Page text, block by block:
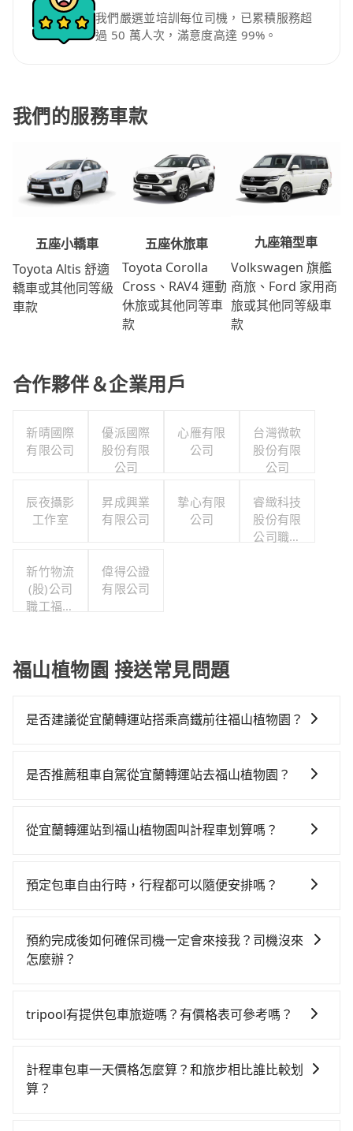
我們嚴選並培訓每位司機，已累積服務超
過 50 萬人次，滿意度高達 99%。
我們的服務車款
五座小轎車
Toyota Altis 舒適
轎車或其他同等級
車款
五座休旅車
Toyota Corolla
Cross、RAV4 運動
休旅或其他同等車
款
九座箱型車
Volkswagen 旗艦
商旅、Ford 家用商
旅或其他同等級車
款
合作夥伴＆企業用戶
新晴國際
有限公司
優派國際
股份有限
公司
心雁有限
公司
台灣微軟
股份有限
公司
辰夜攝影
工作室
昇成興業
有限公司
摯心有限
公司
睿緻科技
股份有限
公司職工
新竹物流
(股)公司
職工福利
偉得公證
有限公司
福山植物園 接送常見問題
是否建議從宜蘭轉運站搭乘高鐵前往福山植物園？
較貴、費時、轉車麻煩，且難叫計程車前往高鐵站！南
案。假設從宜蘭轉運站 (宜蘭縣宜蘭市) 前往最靠近的南
的時間約20分鐘，再乘坐17~20分鐘（平均18分）的高
分鐘、車費800元後，抵達福山植物園 (新北市烏來區)
的目的地。全程加上轉車時間共2小時42分鐘，假設一人
句話說，臨時要叫小黃的難度是雙北大城市的100倍，且
費，看乘客是外地人便漫天喊價或恣意繞路。但如果全
程使用tripool並到府專車接送，則僅需花費約1,900
是否推薦租車自駕從宜蘭轉運站去福山植物園？
時不需要閉目養神（因為要自己開車），最重要的是你
$115~205承租小轎車，每公里再額外加收$3.2，從宜蘭
返回），雖已將eTag和可能的每小時40元路邊停車費用
預估進去，但額外的汽車保險與可能的罰單都需自付。
數超過四位，更是沒有較大的七人座或九人座可供選
修理，每一次租車都好像在開樂透一樣。另外，偶爾也
會遇到明明已經預約了時間但上一位用戶卻遲遲尚未歸
從宜蘭轉運站到福山植物園叫計程車划算嗎？
灣大車隊、Uber、Line Taxi、Yoxi等，如果在路邊攔不
車看看。依照里程跳錶計算，價格約為1,490~2,200元
間，若改選tripool的專車服務可再更便宜。但如果你無
說要臨時叫到小黃的難度是台北或新北的100倍之多。再
雖然宜蘭轉運站到福山植物園的跳表小黃可能較為便
宜，但當你們人數超過四位時，叫兩輛計程車的費用就
預定包車自由行時，行程都可以隨便安排嗎？
沒有到達海拔1500公里以上的山區，行程都是可以依照
您的需求安排的。
預約完成後如何確保司機一定會來接我？司機沒來
怎麼辦？
派車。在出發前一天晚上八點時，會透過電子郵件與簡
繫，可能原本約定的地點不適合暫停而改停靠在附近的
位置。但如果遇到車輛故障或者前一趟車嚴重耽誤，
tripool有提供包車旅遊嗎？有價格表可參考嗎？
車旅遊，從單純的單趟接送到算時間的計時包車都有，
可彈性選擇2~12小時的服務，滿足家族出遊、朋友聚
計程車包車一天價格怎麼算？和旅步相比誰比較划
算？